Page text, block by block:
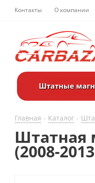
Контакты О компании
Штатные
Главная - Каталог -
Штатная
(2008-